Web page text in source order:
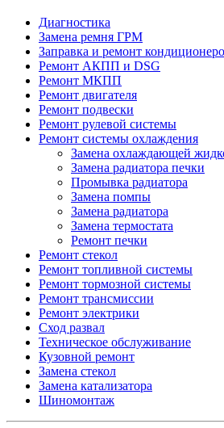
Диагностика
Замена ремня ГРМ
Заправка и ремонт
Ремонт АКПП и DSG
Ремонт МКПП
Ремонт двигателя
Ремонт подвески
Ремонт рулевой системы
Ремонт системы охлаждения
Замена охлаждающей
Замена радиатора печки
Промывка радиатора
Замена помпы
Замена радиатора
Замена термостата
Ремонт печки
Ремонт стекол
Ремонт топливной системы
Ремонт тормозной системы
Ремонт трансмиссии
Ремонт электрики
Сход развал
Техническое обслуживание
Кузовной ремонт
Замена стекол
Замена катализатора
Шиномонтаж